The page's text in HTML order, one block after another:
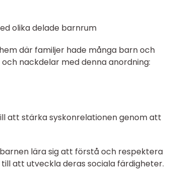
olika delade barnrum
där familjer hade många barn och
nackdelar med denna anordning:
att stärka syskonrelationen genom att
lära sig att förstå och respektera
att utveckla deras sociala färdigheter.